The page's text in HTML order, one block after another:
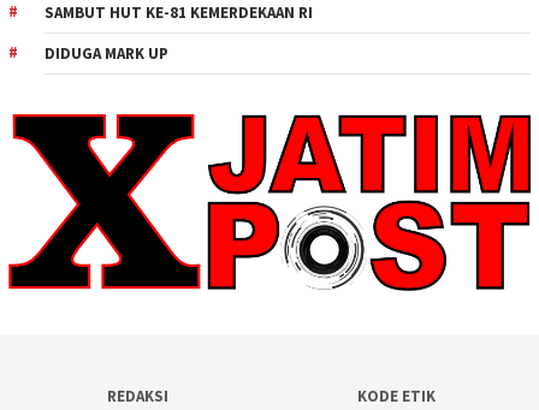
SAMBUT HUT KE-81 KEMERDEKAAN RI
DIDUGA MARK UP
REDAKSI KODE ETIK